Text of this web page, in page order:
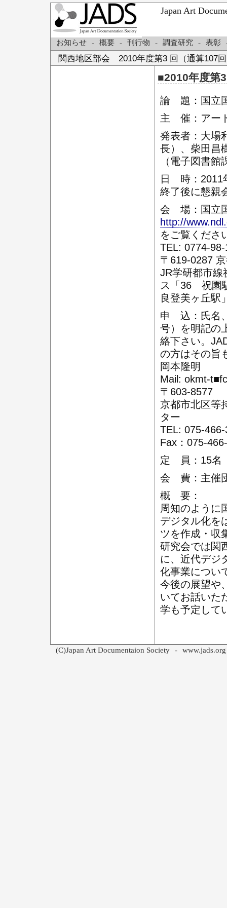
Japan Art
お知らせ - 概要 - 刊行物 - 調査研究 - 表彰
関西地区部会 2010年度第3 回（通算107
■2010年度第
論 題：国立
主 催：アー
発表者：大場
長）、柴田昌
（電子図書
日 時：2011
終了後に懇親
会 場：国立
http://
をご覧くださ
TEL: 0774-
〒619-0287
JR学研都市線
ス「36 祝園
良登美ヶ丘駅
申 込：氏名
号）を明記の
絡下さい。
の方はその旨
岡本隆明
Mail: okmt-
〒603-8577
京都市北区等
ター
TEL: 075-
Fax：075-
定 員：15名
会 費：主催
概 要：
周知のように
デジタル化を
ツを作成・収
研究会では関
に、近代デジ
化事業につい
今後の展望や
いてお話いた
学も予定して
(C)Japan Art Documentaion Society - www.jads.org